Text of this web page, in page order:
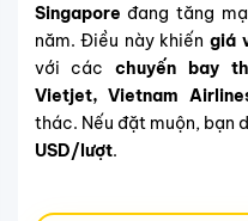
Singapore đang tăng
năm. Điều này khiếngiá
với cácchuyến bay
Vietjet, Vietnam
thác. Nếu đặt muộn, bạn
USD/lượt.